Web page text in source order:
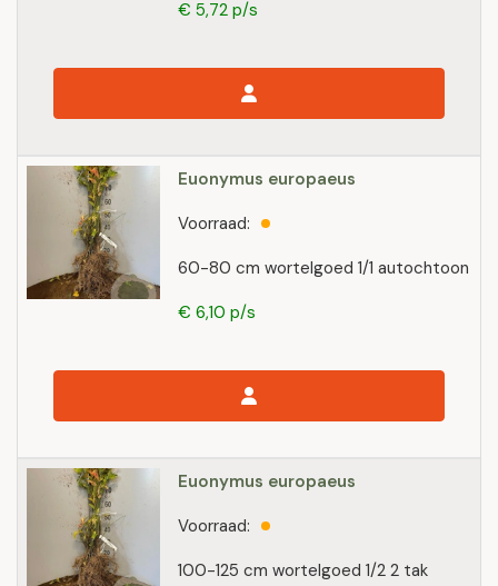
€ 5,72 p/s
Euonymus europaeus
60-80 cm wortelgoed 1/1 autochtoon
Voorraad:
€ 6,10 p/s
Euonymus europaeus
100-125 cm wortelgoed 1/2 2 tak
Voorraad: